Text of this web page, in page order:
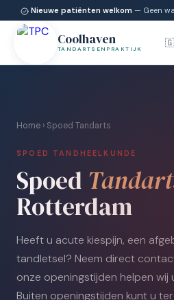
Nieuwe patiënten welkom — Geen
Coolhaven
TANDARTSENPRAKTIJK
Home › Spoed Tandarts
SPOED TANDHEELKUNDE
Spoed
Rotterdam
Heeft u acute kiespijn, een
tandletsel? Neem direct
onze openingstijden helpen wij
Buiten openingstijden kunt u